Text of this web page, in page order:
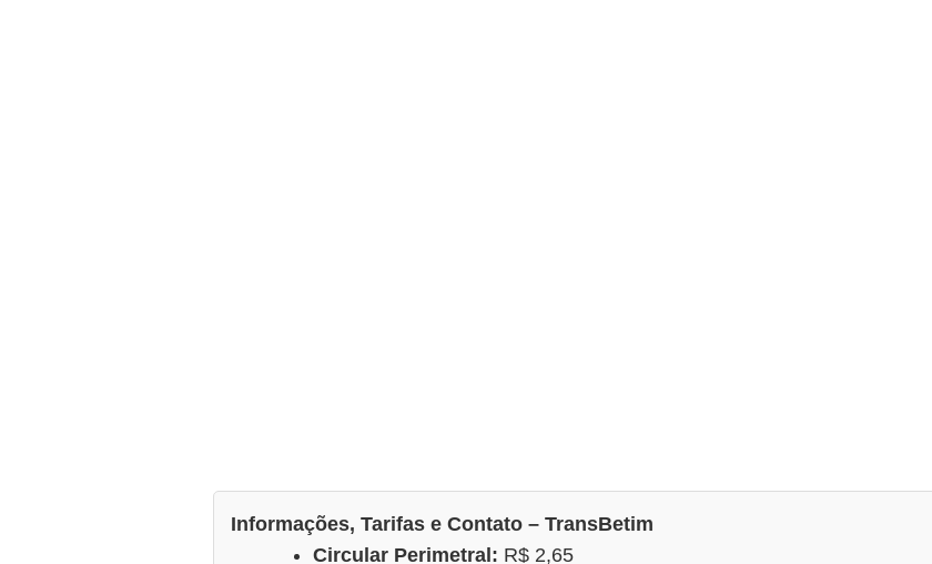
Informações, Tarifas e Contato – TransBetim
Circular Perimetral: R$ 2,65